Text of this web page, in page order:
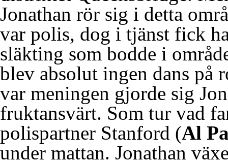
Jonathan rör sig i detta
var polis, dog i tjänst fick
släkting som bodde i
blev absolut ingen dans på
var meningen gjorde sig
fruktansvärt. Som tur vad
polispartner Stanford (Al
under mattan. Jonathan